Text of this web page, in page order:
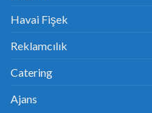
Havai Fişek
Reklamcılık
Catering
Ajans